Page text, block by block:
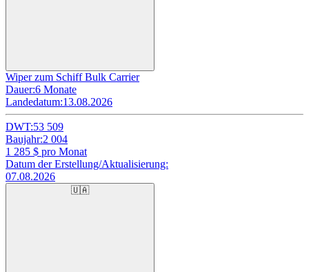
Wiper zum Schiff Bulk Carrier
Dauer:6 Monate
Landedatum:13.08.2026
DWT:53 509
Baujahr:2 004
1 285 $ pro Monat
Datum der Erstellung/Aktualisierung:
07.08.2026
🇺🇦